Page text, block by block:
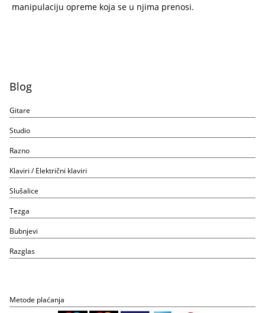
manipulaciju opreme koja se u njima prenosi.
Blog
Gitare
Studio
Razno
Klaviri / Električni klaviri
Slušalice
Tezga
Bubnjevi
Razglas
Metode plaćanja